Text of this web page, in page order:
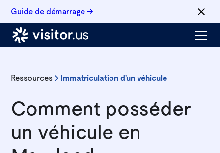
Guide de démarrage →
Ressources Immatriculation d'un véhicule
Comment posséder
un véhicule en